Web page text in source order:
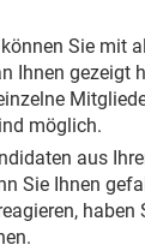
Sie mit
Ihnen gezeigt
möglich.
aus
Sie Ihnen